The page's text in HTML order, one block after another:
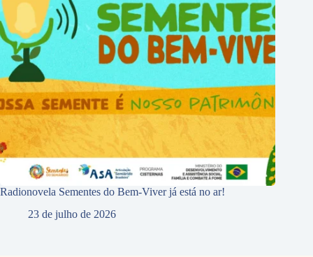
Radionovela Sementes do Bem-Viver já está no ar!
23 de julho de 2026